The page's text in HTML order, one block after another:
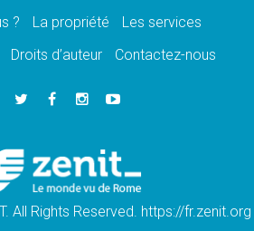
ceux qui bénissent la guerre»
au Pérou, une lueur d'espoir pour
en quête de paix
L'Église en Afrique vers
exprime ses condoléances suite au
du cardinal Júlio Langa
? La propriété
Les services
Droits d’auteur Contactez-nous
All Rights Reserved. https://fr.zenit.org